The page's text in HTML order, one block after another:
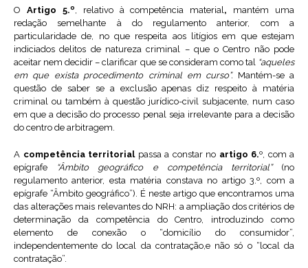
O Artigo 5.º, relativo à competência material, mantém uma
redação semelhante à do regulamento anterior, com a
particularidade de, no que respeita aos litígios em que estejam
indiciados delitos de natureza criminal – que o Centro não pode
aceitar nem decidir – clarificar que se consideram como tal “aqueles
em que exista procedimento criminal em curso”.Mantém-se a
questão de saber se a exclusão apenas diz respeito à matéria
criminal ou também à questão jurídico-civil subjacente, num caso
em que a decisão do processo penal seja irrelevante para a decisão
do centro de arbitragem.
A competência territorialpassa a constar no artigo 6.º, com a
epígrafe
“Âmbito geográfico e competência territorial”(no
regulamento anterior, esta matéria constava no artigo 3.º, com a
epígrafe “Âmbito geográfico”). É neste artigo que encontramos uma
das alterações mais relevantes do NRH: a ampliação dos critérios de
determinação da competência do Centro, introduzindo como
elemento de conexão o “domicílio do consumidor”,
independentemente do local da contratação,e não só o “local da
contratação”.